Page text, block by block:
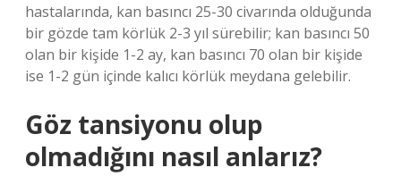
hastalarında, kan basıncı 25-30 civarında olduğunda
bir gözde tam körlük 2-3 yıl sürebilir; kan basıncı 50
olan bir kişide 1-2 ay, kan basıncı 70 olan bir kişide
ise 1-2 gün içinde kalıcı körlük meydana gelebilir.
Göz tansiyonu olup
olmadığını nasıl anlarız?